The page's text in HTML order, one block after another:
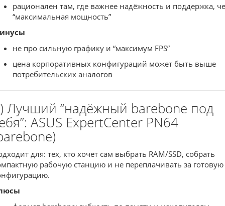
рационален там, где важнее надёжность и поддержка,
“максимальная мощность”
не про сильную графику и “максимум FPS”
цена корпоративных конфигураций может быть выше
потребительских аналогов
Лучший “надёжный barebone под
ASUS ExpertCenter PN64
для: тех, кто хочет сам выбрать RAM/SSD, собрать
рабочую станцию и не переплачивать за готовую